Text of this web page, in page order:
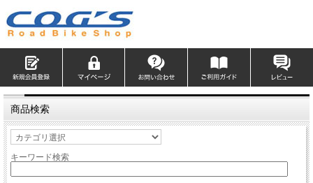
商品検索
キーワード検索